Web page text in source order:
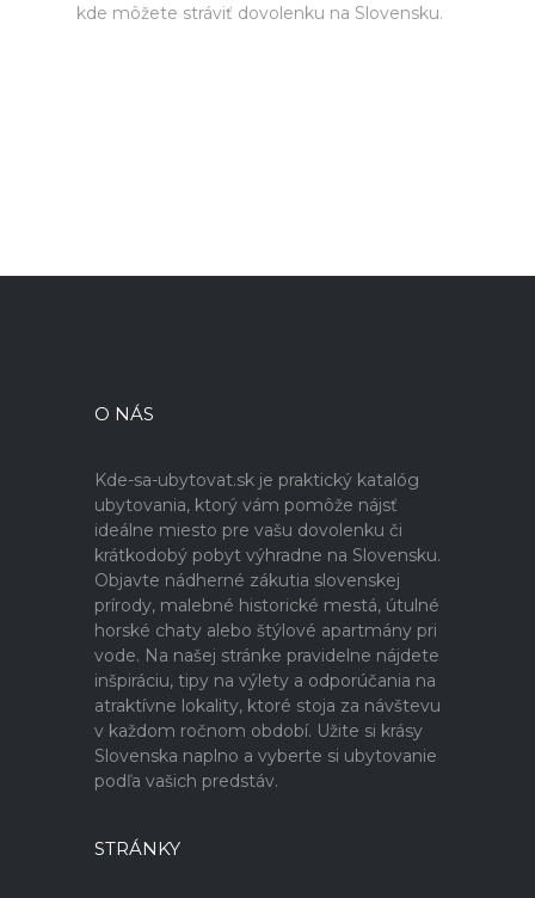
kde môžete stráviť dovolenku na Slovensku.
O NÁS
Kde-sa-ubytovat.sk je praktický katalóg
ubytovania, ktorý vám pomôže nájsť
ideálne miesto pre vašu dovolenku či
krátkodobý pobyt výhradne na Slovensku.
Objavte nádherné zákutia slovenskej
prírody, malebné historické mestá, útulné
horské chaty alebo štýlové apartmány pri
vode. Na našej stránke pravidelne nájdete
inšpiráciu, tipy na výlety a odporúčania na
atraktívne lokality, ktoré stoja za návštevu
v každom ročnom období. Užite si krásy
Slovenska naplno a vyberte si ubytovanie
podľa vašich predstáv.
STRÁNKY